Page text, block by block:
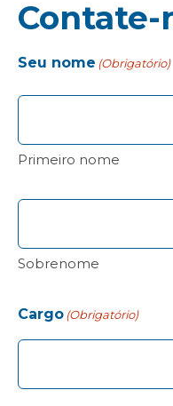
Contate-
Seu nome (Obrigatório)
Primeiro nome
Sobrenome
Cargo(Obrigatório)